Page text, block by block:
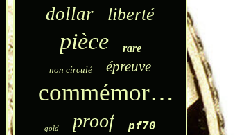
dollar liberté
pièce rare
non circulé épreuve
commémoratif
gold proof pf70